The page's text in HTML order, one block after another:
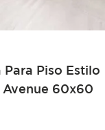
Para Piso Estilo
Avenue 60x60